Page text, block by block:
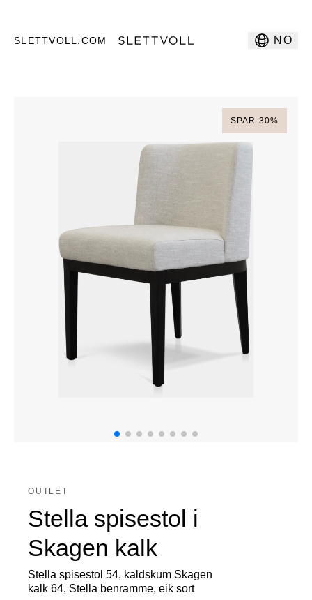
SLETTVOLL.COM NO
SPAR 30%
OUTLET
Stella spisestol i
Skagen kalk
Stella spisestol 54, kaldskum Skagen
kalk 64, Stella benramme, eik sort